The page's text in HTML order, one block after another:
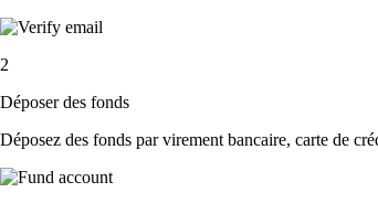
2
Déposer des fonds
Déposez des fonds par virement bancaire, carte de